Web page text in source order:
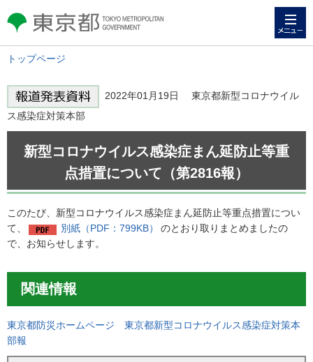
東京都 TOKYO METROPOLITAN
GOVERNMENT
トップページ
2022年01月19日 東京都新型コロナウイル
ス感染症対策本部
新型コロナウイルス感染症まん延防止等重
点措置について（第2816報）
このたび、新型コロナウイルス感染症まん延防止等重点措置につい
て、
別紙（PDF：799KB）
のとおり取りまとめましたの
で、お知らせします。
関連情報
東京都防災ホームページ 東京都新型コロナウイルス感染症対策本
部報